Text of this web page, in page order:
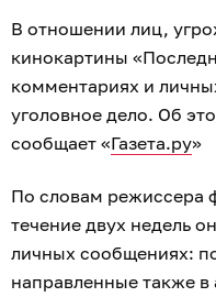
В отношении лиц,
кинокартины
комментариях и
уголовное дело. Об
сообщает «Газета.ру»
По словам режиссера
течение двух недель
личных сообщениях:
направленные также в